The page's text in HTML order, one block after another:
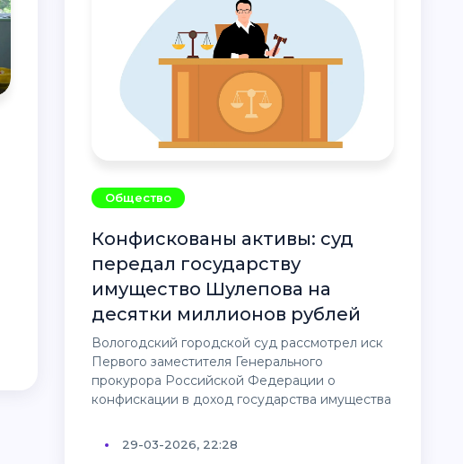
Общество
Конфискованы активы: суд
передал государству
имущество Шулепова на
десятки миллионов рублей
Вологодский городской суд рассмотрел иск
Первого заместителя Генерального
прокурора Российской Федерации о
конфискации в доход государства имущества
29-03-2026, 22:28